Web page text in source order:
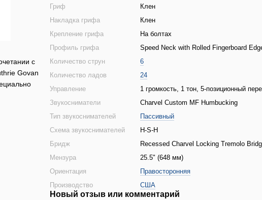
с
Govan
Гриф
Клен
Накладка грифа
Клен
Крепление грифа
На болтах
Профиль грифа
Speed Neck with Rolled Fingerboard
Количество струн
6
Количество ладов
24
Управление
1 громкость, 1 тон, 5-позиционный
Звукосниматели
Charvel Custom MF Humbucking
Тип звукоснимателей
Пассивный
Схема звукоснимателей
H-S-H
Бридж
Recessed Charvel Locking Tremolo
Мензура
25.5" (648 мм)
Ориентация
Правосторонняя
Производство
США
Новый отзыв или комментарий